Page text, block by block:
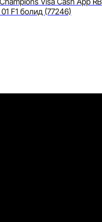
01 F1 болид (77246)